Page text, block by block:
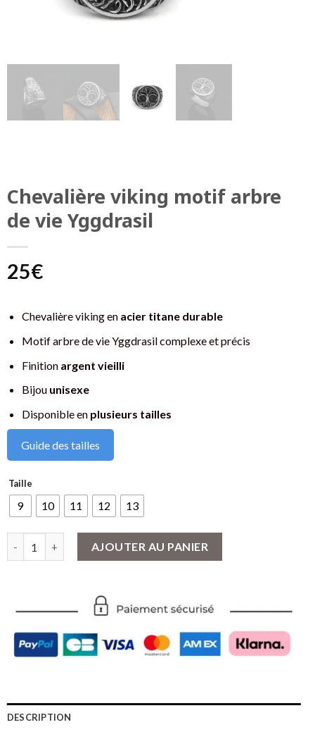
Chevalière viking motif arbre
de vie Yggdrasil
25€
Chevalière viking en acier titane durable
Motif arbre de vie Yggdrasil complexe et précis
Finition argent vieilli
Bijou unisexe
Disponible en plusieurs tailles
Guide des tailles
Taille
9 10 11 12 13
AJOUTER AU PANIER
DESCRIPTION